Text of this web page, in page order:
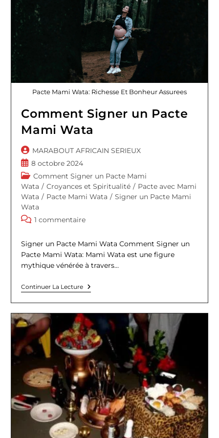
Pacte Mami Wata: Richesse Et Bonheur Assurees
Comment Signer un Pacte
Mami Wata
Auteur/autrice
de
la
publication :
MARABOUT AFRICAIN SERIEUX
Publication
publiée :
8 octobre 2024
Post
category:
Comment Signer un Pacte Mami
Wata / Croyances et Spiritualité / Pacte avec Mami
Wata / Pacte Mami Wata / Signer un Pacte Mami
Wata
Commentaires
la
publication :
1 commentaire
Signer un Pacte Mami Wata Comment Signer un
Pacte Mami Wata: Mami Wata est une figure
mythique vénérée à travers…
Continuer La LectureComment
Signer
Un
Mami
Wata